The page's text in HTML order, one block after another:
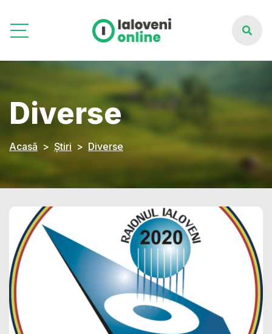
Diverse
Acasă Știri Diverse